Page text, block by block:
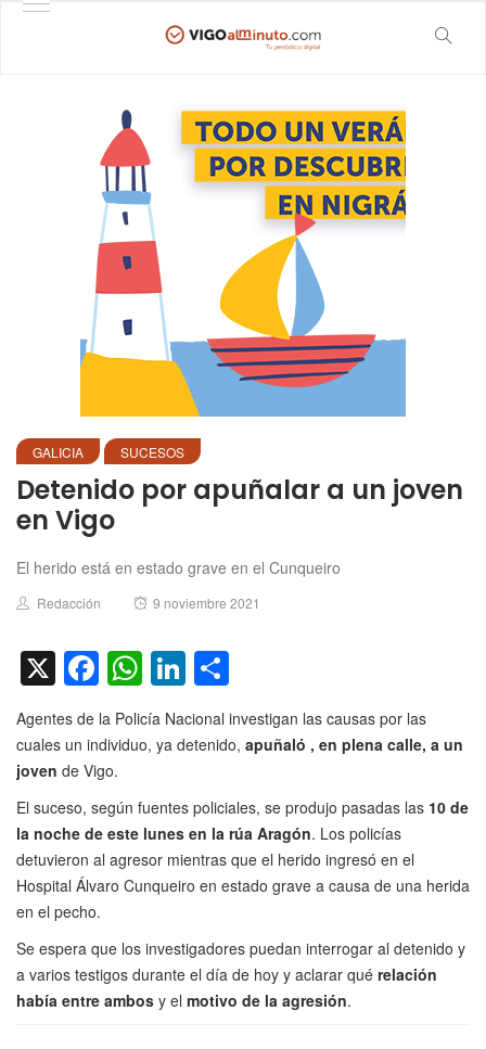
GALICIA SUCESOS
Detenido por apuñalar a un joven
en Vigo
El herido está en estado grave en el Cunqueiro
Author
Redacción
Posted
9 noviembre 2021
X Facebook
WhatsApp
LinkedIn
Agentes de la Policía Nacional investigan las causas por las
cuales un individuo, ya detenido, apuñaló , en plena calle, a un
joven de Vigo.
El suceso, según fuentes policiales, se produjo pasadas las 10 de
la noche de este lunes en la rúa Aragón. Los policías
detuvieron al agresor mientras que el herido ingresó en el
Hospital Álvaro Cunqueiro en estado grave a causa de una herida
en el pecho.
Se espera que los investigadores puedan interrogar al detenido y
a varios testigos durante el día de hoy y aclarar qué relación
había entre ambos y el motivo de la agresión.